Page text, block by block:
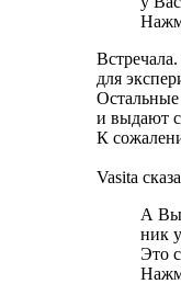
для
и выдают
К
Vasita
А Вы
ник
Это